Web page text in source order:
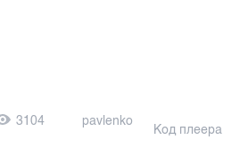
3104 pavlenko
Код плеера